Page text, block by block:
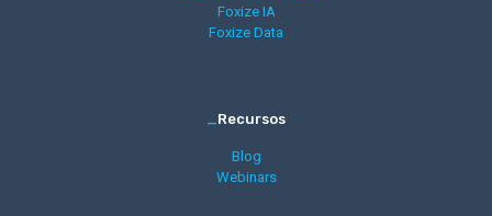
Foxize IA
Foxize Data
_Recursos
Blog
Webinars